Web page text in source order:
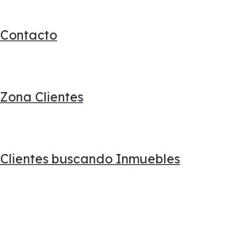
Contacto
Zona Clientes
Clientes buscando Inmuebles